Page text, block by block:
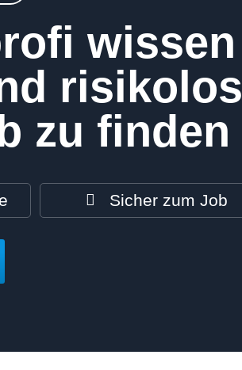
wissen
risikolos
zu finden
Sicher zum Job